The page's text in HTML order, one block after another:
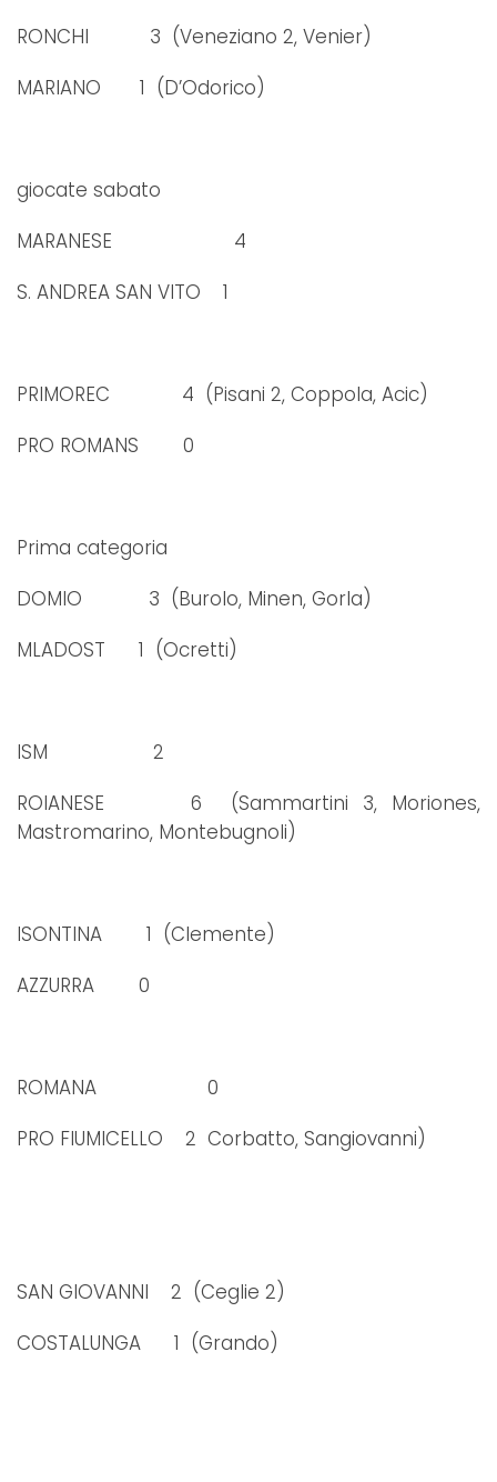
RONCHI 3 (Veneziano 2, Venier)
MARIANO 1 (D’Odorico)
giocate sabato
MARANESE 4
S. ANDREA SAN VITO 1
PRIMOREC 4 (Pisani 2, Coppola, Acic)
PRO ROMANS 0
Prima categoria
DOMIO 3 (Burolo, Minen, Gorla)
MLADOST 1 (Ocretti)
ISM 2
ROIANESE 6 (Sammartini 3, Moriones,
Mastromarino, Montebugnoli)
ISONTINA 1 (Clemente)
AZZURRA 0
ROMANA 0
PRO FIUMICELLO 2 Corbatto, Sangiovanni)
SAN GIOVANNI 2 (Ceglie 2)
COSTALUNGA 1 (Grando)